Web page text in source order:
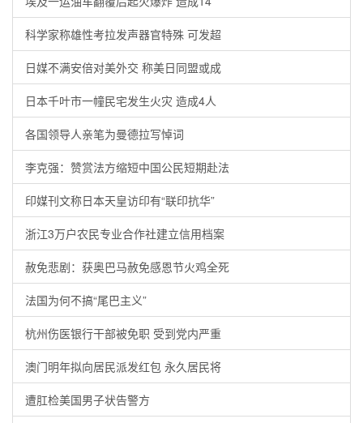
科学家称雄性考拉发声器官特殊 可发超
日媒不满安倍对美外交 称美日同盟或成
日本千叶市一幢民宅发生火灾 造成4人
各国领导人亲笔为曼德拉写悼词
李克强：赞赏法方缩短中国公民短期赴法
印媒刊文称日本天皇访印有“联印抗华”
浙江3万户农民专业合作社建立信用档案
赦免悲剧：获奥巴马赦免感恩节火鸡全死
法国为何不搞“尾巴主义”
杭州伤医银行干部被免职 受到党内严重
澳门明年拟向居民派发红包 永久居民将
遭肛检美国男子状告警方